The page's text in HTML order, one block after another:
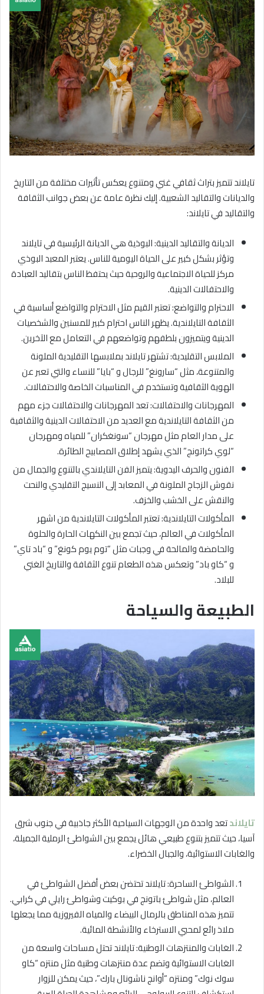
تايلاند تتميز بتراث ثقافي غني ومتنوع يعكس تأثيرات مختلفة من التاريخ
والديانات والتقاليد الشعبية. إليك نظرة عامة عن بعض جوانب الثقافة
والتقاليد في تايلاند:
الديانة والتقاليد الدينية: البوذية هي الديانة الرئيسية في تايلاند
وتؤثر بشكل كبير على الحياة اليومية للناس. يعتبر المعبد البوذي
مركز للحياة الاجتماعية والروحية حيث يحتفظ الناس بتقاليد العبادة
والاحتفالات الدينية.
الاحترام والتواضع: تعتبر القيم مثل الاحترام والتواضع أساسية في
الثقافة التايلاندية. يظهر الناس احترام كبير للمسنين والشخصيات
الدينية ويتميزون بلطفهم وتواضعهم في التعامل مع الآخرين.
الملابس التقليدية: تشتهر تايلاند بملابسها التقليدية الملونة
والمتنوعة، مثل “سارونغ” للرجال و “بايا” للنساء والتي تعبر عن
الهوية الثقافية وتستخدم في المناسبات الخاصة والاحتفالات.
المهرجانات والاحتفالات: تعد المهرجانات والاحتفالات جزء مهم
من الثقافة التايلاندية مع العديد من الاحتفالات الدينية والثقافية
على مدار العام مثل مهرجان “سونغكران” للمياه ومهرجان
“لوي كراتونج” الذي يشهد إطلاق المصابيح الطائرة.
الفنون والحرف اليدوية: يتميز الفن التايلاندي بالتنوع والجمال من
نقوش الزجاج الملونة في المعابد إلى النسيج التقليدي والنحت
والنقش على الخشب والخزف.
المأكولات التايلاندية: تعتبر المأكولات التايلاندية من اشهر
المأكولات في العالم، حيث تجمع بين النكهات الحارة والحلوة
والحامضة والمالحة في وجبات مثل “توم يوم كونغ” و “باد تاي”
و “كاو باد” وتعكس هذه الطعام تنوع الثقافة والتاريخ الغني
للبلاد.
الطبيعة والسياحة
تايلاندتعد واحدة من الوجهات السياحية الأكثر جاذبية في جنوب شرق
آسيا، حيث تتميز بتنوع طبيعي هائل يجمع بين الشواطئ الرملية الجميلة،
والغابات الاستوائية، والجبال الخضراء.
الشواطئ الساحرة: تايلاند تحتضن بعض أفضل الشواطئ في
العالم، مثل شواطئ باتونج في بوكيت وشواطئ رايلي في كرابي.
تتميز هذه المناطق بالرمال البيضاء والمياه الفيروزية مما يجعلها
ملاذ رائع لمحبي الاسترخاء والأنشطة المائية.
الغابات والمنتزهات الوطنية: تايلاند تحتل مساحات واسعة من
الغابات الاستوائية وتضم عدة منتزهات وطنية مثل منتزه “كاو
سوك نوك” ومنتزه “أوانج ناشونال بارك”، حيث يمكن للزوار